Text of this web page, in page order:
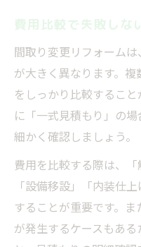
費用比較で失敗しな
間取り変更リフォーム
が大きく異なります。
をしっかり比較するこ
に「一式見積もり」の
細かく確認しましょう。
費用を比較する際は、「
「設備移設」「内装仕
することが重要です。
が発生するケースもあ